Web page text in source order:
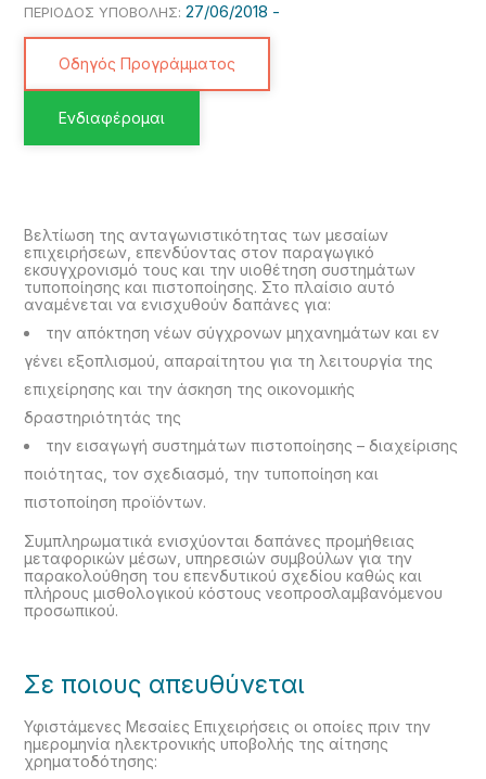
ΠΕΡΙΟΔΟΣ ΥΠΟΒΟΛΗΣ:27/06/2018 -
Οδηγός Προγράμματος
Ενδιαφέρομαι
Βελτίωση της ανταγωνιστικότητας των μεσαίων
επιχειρήσεων, επενδύοντας στον παραγωγικό
εκσυγχρονισμό τους και την υιοθέτηση συστημάτων
τυποποίησης και πιστοποίησης. Στο πλαίσιο αυτό
αναμένεται να ενισχυθούν δαπάνες για:
την απόκτηση νέων σύγχρονων μηχανημάτων και εν
γένει εξοπλισμού, απαραίτητου για τη λειτουργία της
επιχείρησης και την άσκηση της οικονομικής
δραστηριότητάς της
την εισαγωγή συστημάτων πιστοποίησης – διαχείρισης
ποιότητας, τον σχεδιασμό, την τυποποίηση και
πιστοποίηση προϊόντων.
Συμπληρωματικά ενισχύονται δαπάνες προμήθειας
μεταφορικών μέσων, υπηρεσιών συμβούλων για την
παρακολούθηση του επενδυτικού σχεδίου καθώς και
πλήρους μισθολογικού κόστους νεοπροσλαμβανόμενου
προσωπικού.
Σε ποιους απευθύνεται
Υφιστάμενες Μεσαίες Επιχειρήσεις οι οποίες πριν την
ημερομηνία ηλεκτρονικής υποβολής της αίτησης
χρηματοδότησης: